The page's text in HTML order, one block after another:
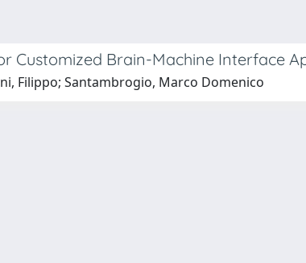
Customized Brain-Machine Interface
Filippo; Santambrogio, Marco Domenico